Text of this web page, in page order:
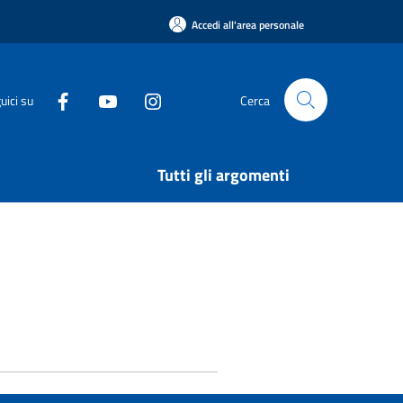
Accedi all'area personale
su Cerca
Tutti gli argomenti